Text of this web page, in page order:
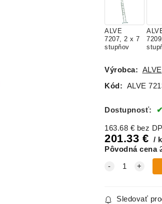
ALVE
7207, 2 x 7
stupňov
Výrobca: ALVE
Kód:
ALVE
Dostupnosť:
163.68 € bez
201.33 €
Pôvodná cena
Sledovať